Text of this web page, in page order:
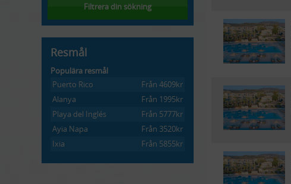
Filtrera din sökning
Resmål
Populära resmål
Puerto Rico
Från 4609kr
Alanya
Från 1995kr
Playa del Inglés
Från 5777kr
Ayia Napa
Från 3520kr
Ixia
Från 5855kr